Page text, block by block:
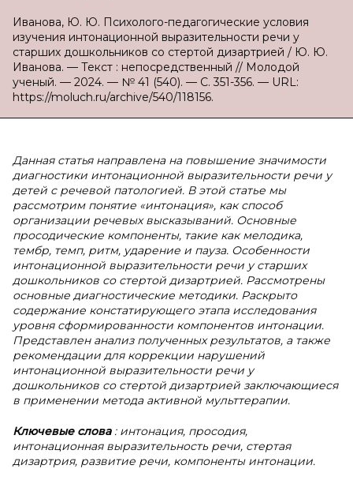
Иванова, Ю. Ю. Психолого-педагогические условия
изучения интонационной выразительности речи у
старших дошкольников со стертой дизартрией / Ю. Ю.
Иванова. — Текст : непосредственный // Молодой
ученый. — 2024. — № 41 (540). — С. 351-356. — URL:
https://moluch.ru/archive/540/118156.
Данная статья направлена на повышение значимости
диагностики интонационной выразительности речи у
детей с речевой патологией. В этой статье мы
рассмотрим понятие «интонация», как способ
организации речевых высказываний. Основные
просодические компоненты, такие как мелодика,
тембр, темп, ритм, ударение и пауза. Особенности
интонационной выразительности речи у старших
дошкольников со стертой дизартрией. Рассмотрены
основные диагностические методики. Раскрыто
содержание констатирующего этапа исследования
уровня сформированности компонентов интонации.
Представлен анализ полученных результатов, а также
рекомендации для коррекции нарушений
интонационной выразительности речи у
дошкольников со стертой дизартрией заключающиеся
в применении метода активной мульттерапии.
Ключевые слова : интонация, просодия,
интонационная выразительность речи, стертая
дизартрия, развитие речи, компоненты интонации.